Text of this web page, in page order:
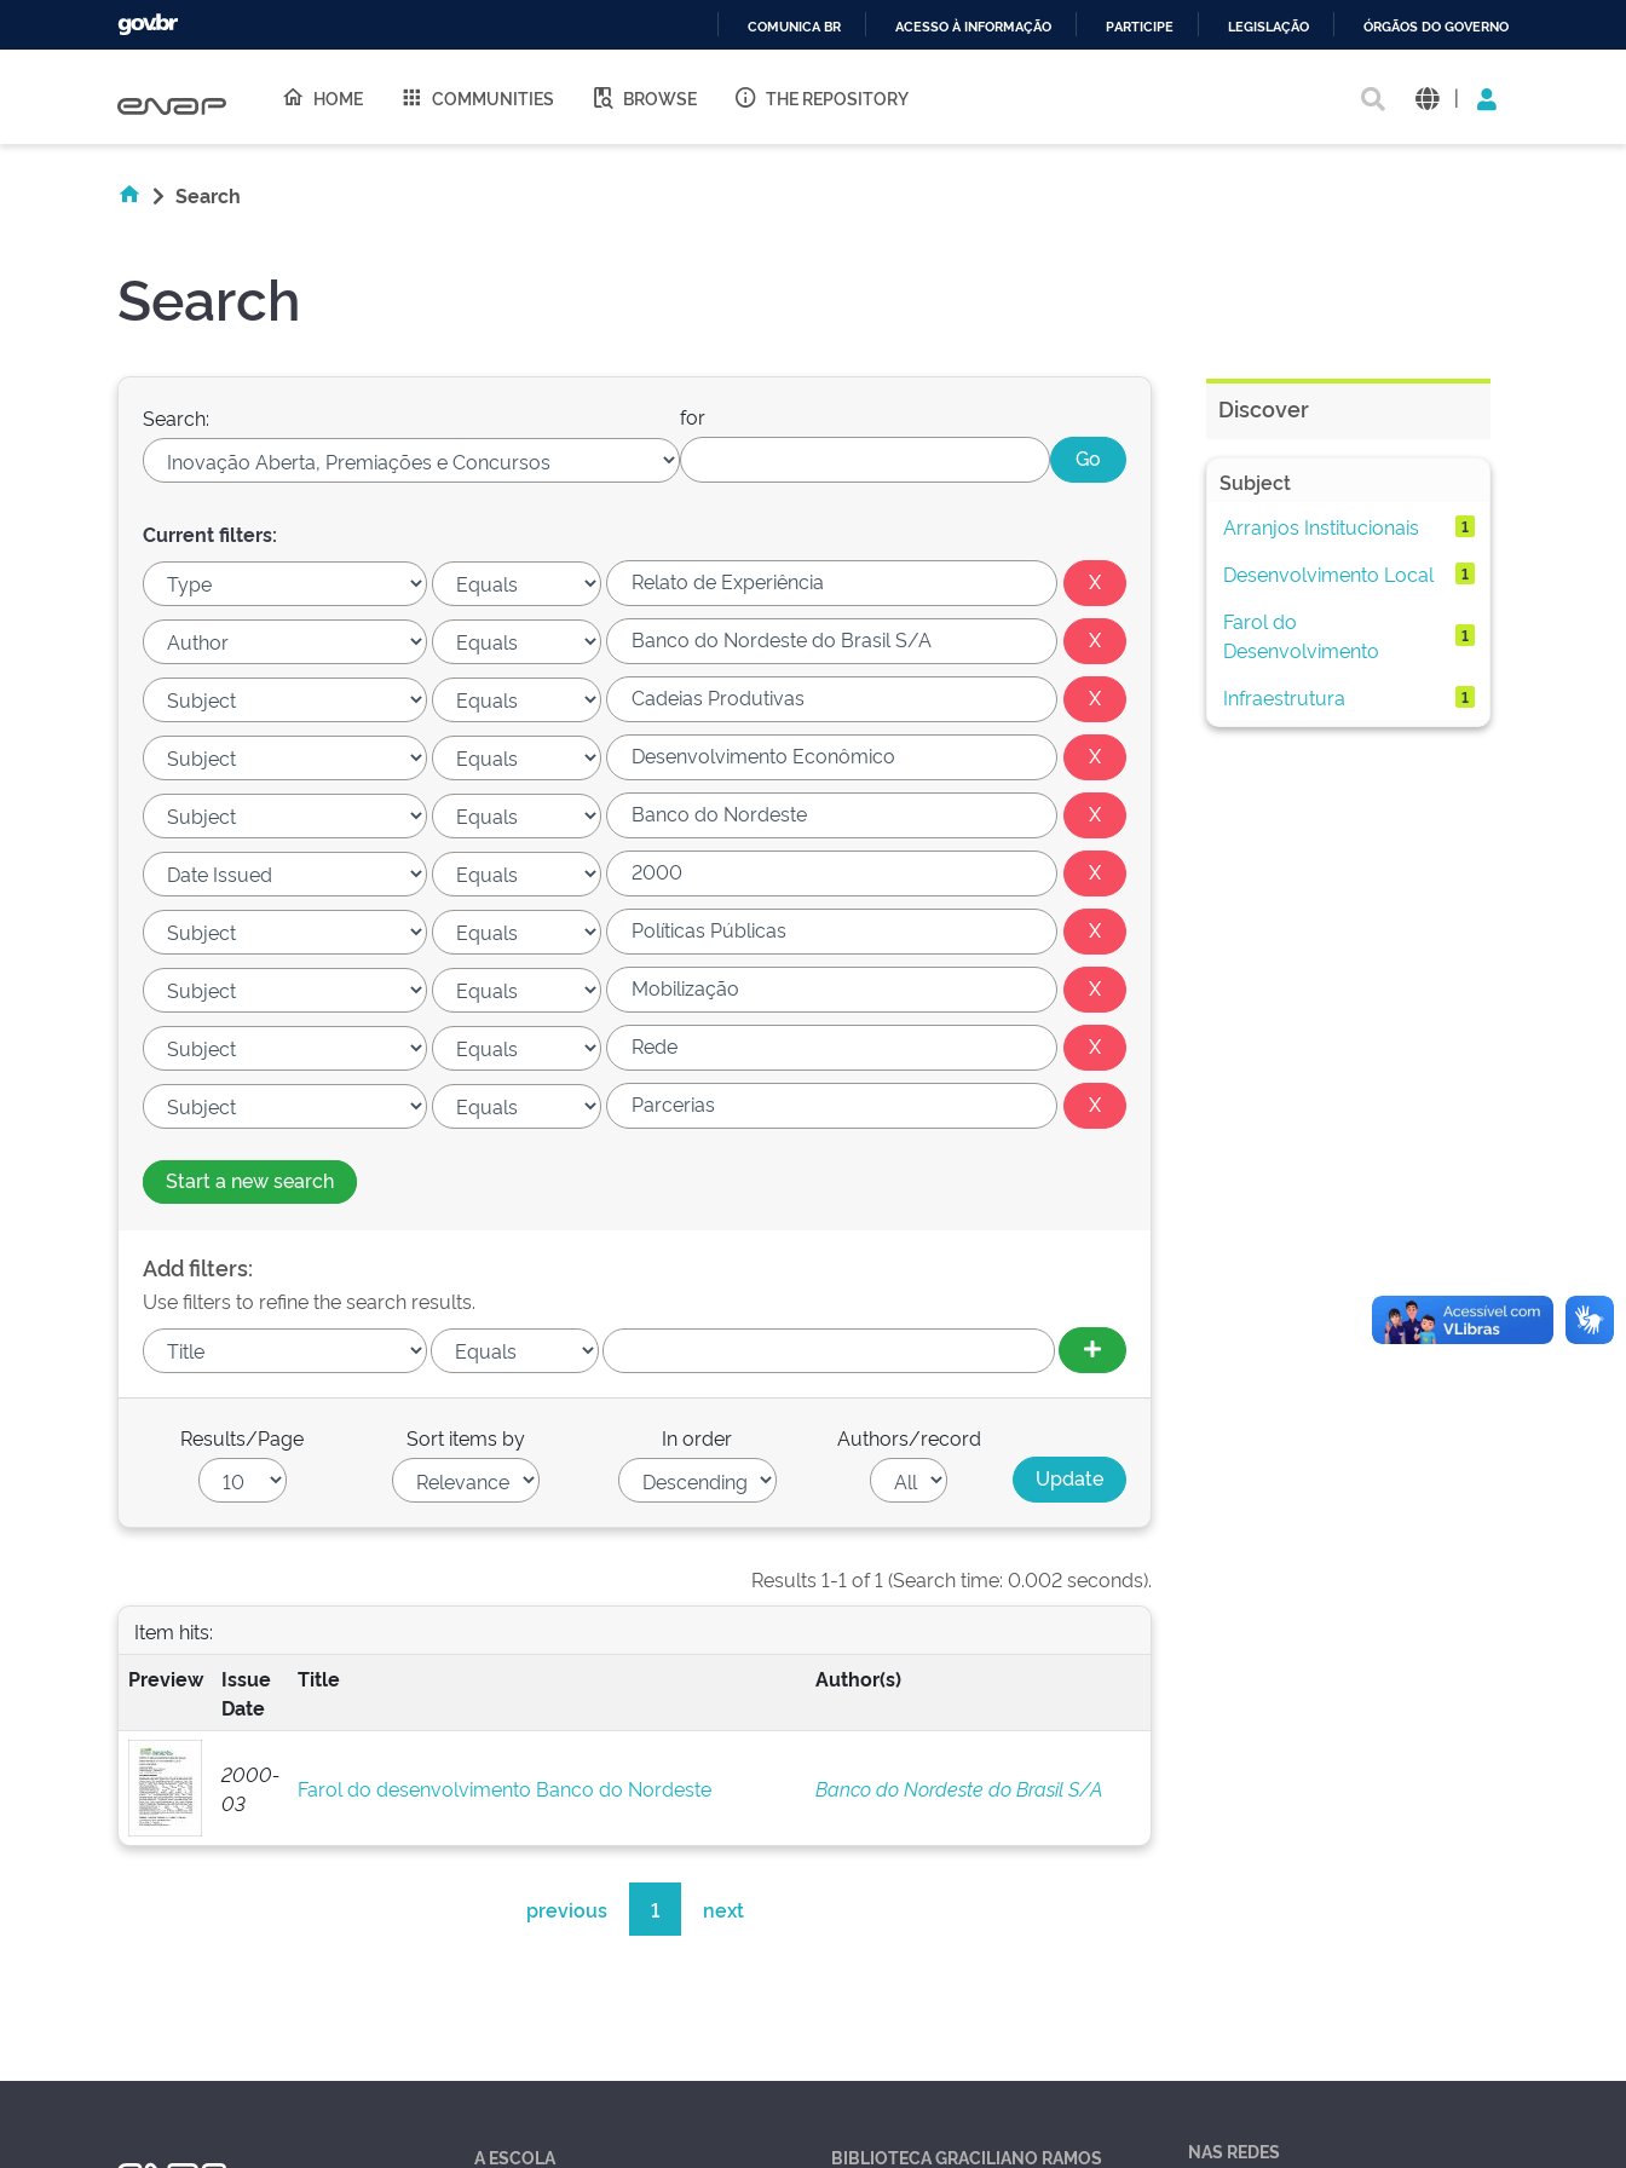
O
COMUNICA BR ACESSO À INFORMAÇÃO PARTICIPE LEGISLAÇÃO ÓRGÃOS DO GOVERNO
HOME COMMUNITIES BROWSE THE REPOSITORY |
Search
Search
Search: for
Current filters:
Start a new search
Add filters:
Use filters to refine the search results.
Results/Page Sort items by In order Authors/record
Results 1-1 of 1 (Search time: 0.002 seconds).
Item hits:
Preview
Issue
Date
Title Author(s)
2000-
03
Farol do desenvolvimento Banco do Nordeste Banco do Nordeste do Brasil S/A
previous 1 next
Discover
Subject
Arranjos Institucionais
1
Desenvolvimento Local 1
Farol do
Desenvolvimento
1
Infraestrutura 1
A ESCOLA BIBLIOTECA GRACILIANO RAMOS NAS REDES